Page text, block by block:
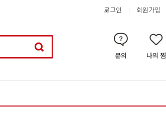
로그인 회원가입
문의 나의 찜